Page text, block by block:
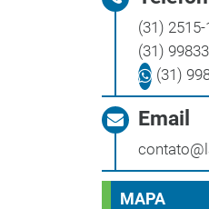
(31)
(31)
(31)
Email
MAPA